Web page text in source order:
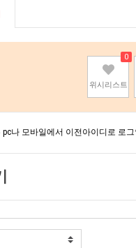
위시리스트
0
pc나 모바일에서 이전아이디로 로
pc나 모바일에서 이전아이디로 로
나 모바일에서 이전아이디로 로그